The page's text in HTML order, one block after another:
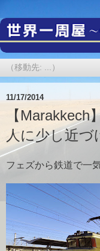
11/17/2014
【
人に少し近づ
フェズから鉄道で一